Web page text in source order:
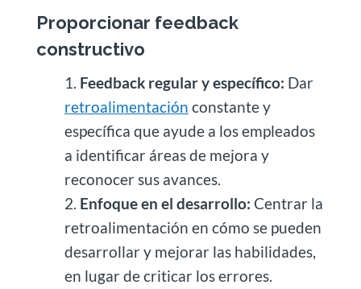
Proporcionar feedback
constructivo
Feedback regular y específico: Dar
retroalimentación constante y
específica que ayude a los empleados
a identificar áreas de mejora y
reconocer sus avances.
Enfoque en el desarrollo: Centrar la
retroalimentación en cómo se pueden
desarrollar y mejorar las habilidades,
en lugar de criticar los errores.